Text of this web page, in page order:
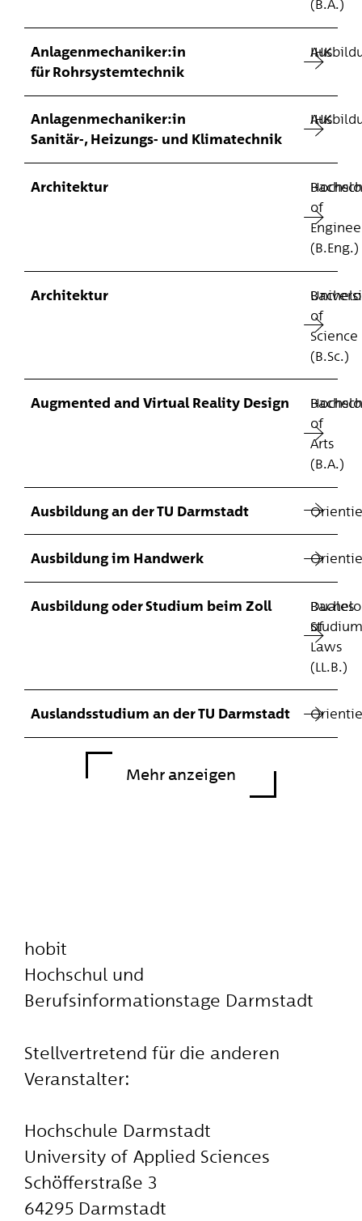
(B.A.)
Anlagen­mechaniker:in
für Rohrsystemtechnik
IHK
Anlagen­mechaniker:in
Sanitär-, Heizungs- und Klimatechnik
IHK
Architektur
of
(B.Eng.)
Architektur
of
Science
(B.Sc.)
Augmented and Virtual Reality Design
of
Arts
(B.A.)
Ausbildung an der TU Darmstadt
Ausbildung im Handwerk
Ausbildung oder Studium beim Zoll
Duales
of
Laws
(LL.B.)
Auslandsstudium an der TU Darmstadt
Mehr anzeigen
hobit
Hochschul und
Berufsinformationstage Darmstadt
Stellvertretend für die anderen
Veranstalter:
Hochschule Darmstadt
University of Applied Sciences
Schöfferstraße 3
64295 Darmstadt